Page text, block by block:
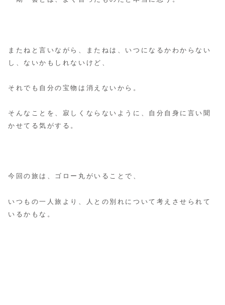
またねと言いながら、またねは、いつになるかわからない
し、ないかもしれないけど、
それでも自分の宝物は消えないから。
そんなことを、寂しくならないように、自分自身に言い聞
かせてる気がする。
今回の旅は、ゴロー丸がいることで、
いつもの一人旅より、人との別れについて考えさせられて
いるかもな。